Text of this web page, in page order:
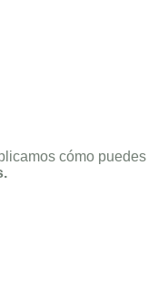
cómo puedes